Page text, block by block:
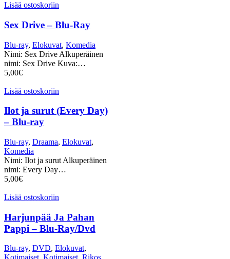
Lisää ostoskoriin
Sex Drive – Blu-Ray
Blu-ray, Elokuvat, Komedia
Nimi: Sex Drive Alkuperäinen
nimi: Sex Drive Kuva:…
5,00€
Lisää ostoskoriin
Ilot ja surut (Every Day)
– Blu-ray
Blu-ray, Draama, Elokuvat,
Komedia
Nimi: Ilot ja surut Alkuperäinen
nimi: Every Day…
5,00€
Lisää ostoskoriin
Harjunpää Ja Pahan
Pappi – Blu-Ray/Dvd
Blu-ray, DVD, Elokuvat,